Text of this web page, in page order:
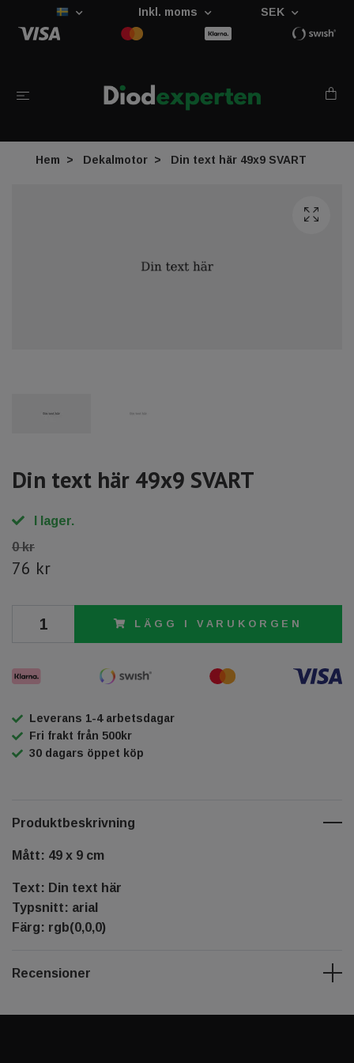
Inkl. moms SEK
Hem Dekalmotor Din text här 49x9 SVART
Din text här 49x9 SVART
I lager.
0 kr
76 kr
LÄGG I VARUKORGEN
Leverans 1-4 arbetsdagar
Fri frakt från 500kr
30 dagars öppet köp
Produktbeskrivning
Mått: 49 x 9 cm
Text: Din text här
Typsnitt: arial
Färg: rgb(0,0,0)
Recensioner